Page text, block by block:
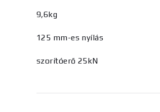
9,6kg
125 mm-es nyílás
szorítóerő 25kN